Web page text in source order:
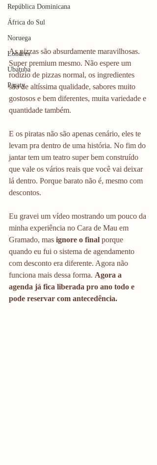
República Dominicana
África do Sul
Noruega
Londres
Ubatuba
Paraty
As pizzas são absurdamente maravilhosas.
Super premium mesmo. Não espere um
rodízio de pizzas normal, os ingredientes
são de altíssima qualidade, sabores muito
gostosos e bem diferentes, muita variedade e
quantidade também.
E os piratas não são apenas cenário, eles te
levam pra dentro de uma história. No fim do
jantar tem um teatro super bem construído
que vale os vários reais que você vai deixar
lá dentro. Porque barato não é, mesmo com
descontos.
Eu gravei um vídeo mostrando um pouco da
minha experiência no Cara de Mau em
Gramado, mas ignore o final porque
quando eu fui o sistema de agendamento
com desconto era diferente. Agora não
funciona mais dessa forma. Agora a
agenda já fica liberada pro ano todo e
pode reservar com antecedência.